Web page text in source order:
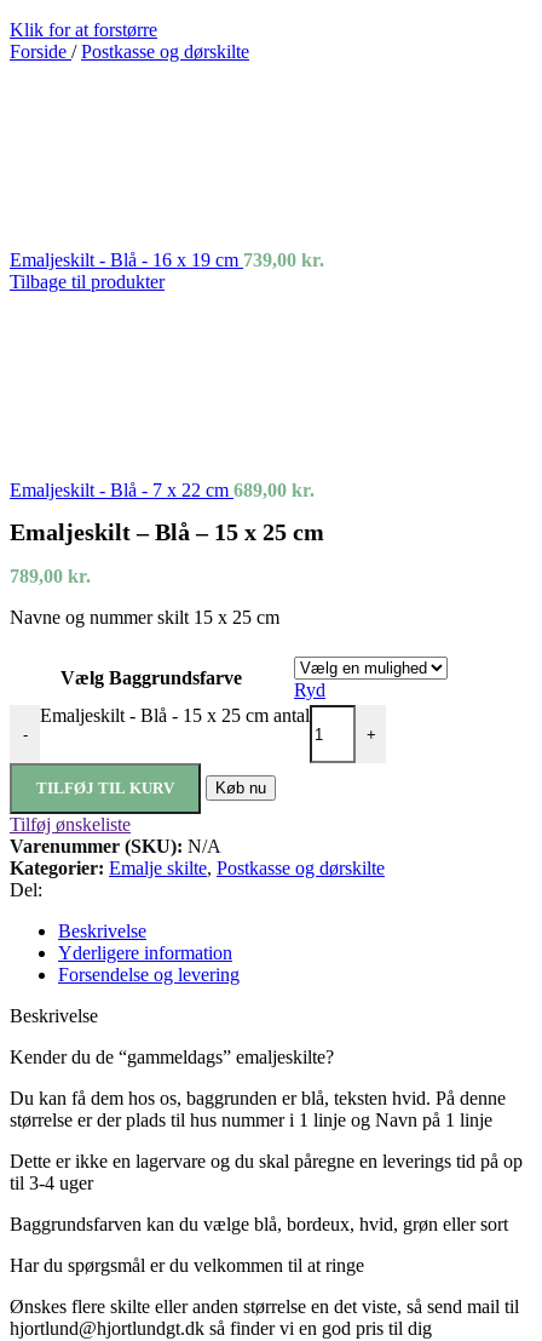
Klik for at forstørre
Forside / Postkasse og dørskilte
Emaljeskilt - Blå - 16 x 19 cm 739,00 kr.
Tilbage til produkter
Emaljeskilt - Blå - 7 x 22 cm 689,00 kr.
Emaljeskilt – Blå – 15 x 25 cm
789,00 kr.
Navne og nummer skilt 15 x 25 cm
Vælg Baggrundsfarve
Ryd
-
Emaljeskilt - Blå - 15 x 25 cm antal
+
TILFØJ TIL KURV Køb nu
Tilføj ønskeliste
Varenummer (SKU): N/A
Kategorier: Emalje skilte, Postkasse og dørskilte
Del:
Beskrivelse
Yderligere information
Forsendelse og levering
Beskrivelse
Kender du de “gammeldags” emaljeskilte?
Du kan få dem hos os, baggrunden er blå, teksten hvid. På denne
størrelse er der plads til hus nummer i 1 linje og Navn på 1 linje
Dette er ikke en lagervare og du skal påregne en leverings tid på op
til 3-4 uger
Baggrundsfarven kan du vælge blå, bordeux, hvid, grøn eller sort
Har du spørgsmål er du velkommen til at ringe
Ønskes flere skilte eller anden størrelse en det viste, så send mail til
hjortlund@hjortlundgt.dk så finder vi en god pris til dig